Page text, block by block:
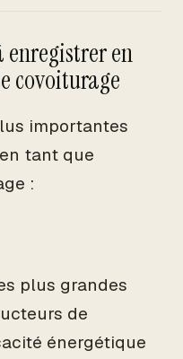
enregistrer en
covoiturage
importantes
tant que
:
plus grandes
de
énergétique